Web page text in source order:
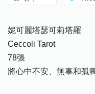
妮可麗塔瑟可莉塔羅
Ceccoli Tarot
78張
將心中不安、無辜和孤